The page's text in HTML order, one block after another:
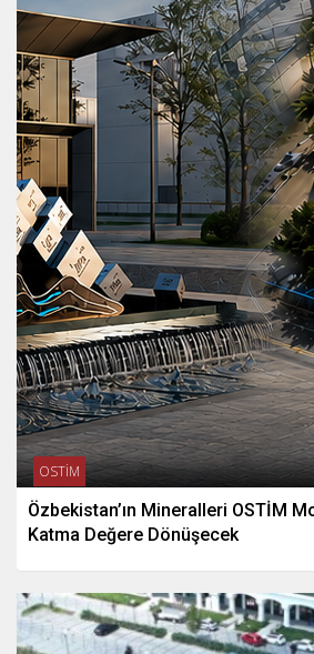
OSTİM
Özbekistan’ın Mineralleri OSTİM
Katma Değere Dönüşecek